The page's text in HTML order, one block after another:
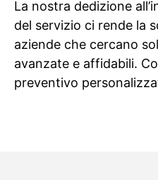
La nostra dedizione
del servizio ci rende la
aziende che cercano
avanzate e affidabili.
preventivo